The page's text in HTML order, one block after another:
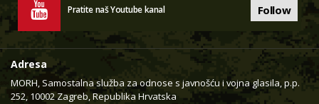
Pratite naš Youtube kanal Follow
Adresa
MORH, Samostalna služba za odnose s javnošću i vojna glasila, p.p.
252, 10002 Zagreb, Republika Hrvatska